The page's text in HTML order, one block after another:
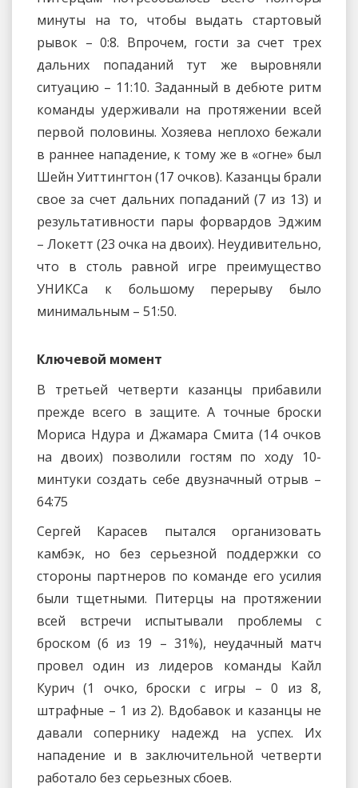
минуты на то, чтобы выдать стартовый
рывок – 0:8. Впрочем, гости за счет трех
дальних попаданий тут же выровняли
ситуацию – 11:10. Заданный в дебюте ритм
команды удерживали на протяжении всей
первой половины. Хозяева неплохо бежали
в раннее нападение, к тому же в «огне» был
Шейн Уиттингтон (17 очков). Казанцы брали
свое за счет дальних попаданий (7 из 13) и
результативности пары форвардов Эджим
– Локетт (23 очка на двоих). Неудивительно,
что в столь равной игре преимущество
УНИКСа к большому перерыву было
минимальным – 51:50.
Ключевой момент
В третьей четверти казанцы прибавили
прежде всего в защите. А точные броски
Мориса Ндура и Джамара Смита (14 очков
на двоих) позволили гостям по ходу 10-
минтуки создать себе двузначный отрыв –
64:75
Сергей Карасев пытался организовать
камбэк, но без серьезной поддержки со
стороны партнеров по команде его усилия
были тщетными. Питерцы на протяжении
всей встречи испытывали проблемы с
броском (6 из 19 – 31%), неудачный матч
провел один из лидеров команды Кайл
Курич (1 очко, броски с игры – 0 из 8,
штрафные – 1 из 2). Вдобавок и казанцы не
давали сопернику надежд на успех. Их
нападение и в заключительной четверти
работало без серьезных сбоев.